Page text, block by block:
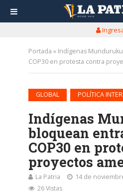
Portada » Indígenas
COP30 en protesta contra
GLOBAL POLÍTICA
Indígenas
bloquean
COP30 en
proyectos
La Patria
14 de
26 Vistas